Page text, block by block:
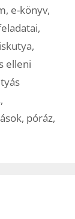
, e-könyv,
,
,
elleni
,
, póráz,